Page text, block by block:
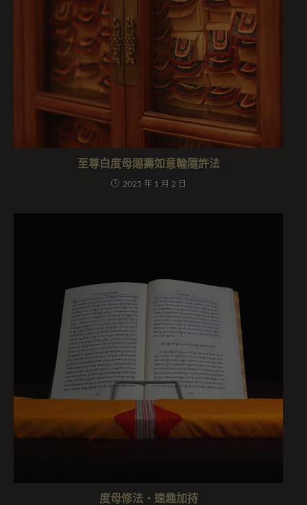
至尊白度母賜壽如意輪隨許法
2025 年 1 月 2 日
度母修法・速趣加持